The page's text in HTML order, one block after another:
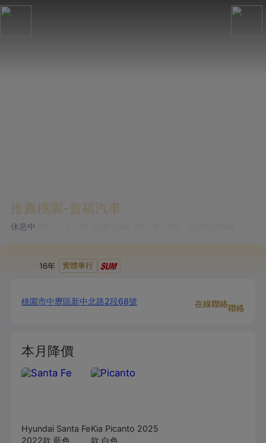
推薦桃園-首福汽車
休息中
16年 實體車行
桃園市中壢區新中北路2段68號 在線聯絡聯絡
本月降價
Hyundai Santa Fe
2022款 藍色
Kia Picanto 2025
款 白色